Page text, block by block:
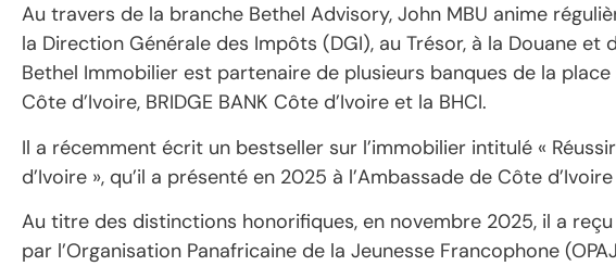
Au travers de la branche Bethel Advisory, John MBU anime
la Direction Générale des Impôts (DGI), au Trésor, à la Douane
Bethel Immobilier est partenaire de plusieurs banques de la place
Côte d’Ivoire, BRIDGE BANK Côte d’Ivoire et la BHCI.
Il a récemment écrit un bestseller sur l’immobilier intitulé «
d’Ivoire », qu’il a présenté en 2025 à l’Ambassade de Côte
Au titre des distinctions honorifiques, en novembre 2025, il a
par l’Organisation Panafricaine de la Jeunesse Francophone